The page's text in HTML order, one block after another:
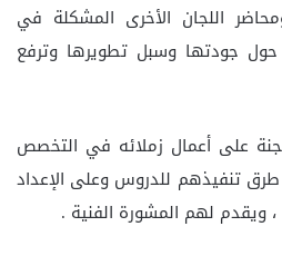
اللجان الأخرى المشكلة في
حول جودتها وسبل تطويرها وترفع
على أعمال زملائه في التخصص
تنفيذهم للدروس وعلى الإعداد
ويقدم لهم المشورة الفنية .